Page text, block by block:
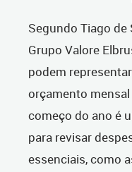
Segundo Tiago de
Grupo Valore
podem
orçamento
começo do ano é
para revisar
essenciais, como